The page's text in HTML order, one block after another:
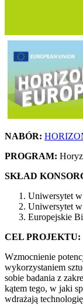
NABÓR:
PROGRAM:
SKŁAD
Uniwersytet
Uniwersytet
Europejskie
CEL PROJEKTU:
Wzmocnienie
wykorzystaniem
sobie badania z
kątem tego, w jaki
wdrażają